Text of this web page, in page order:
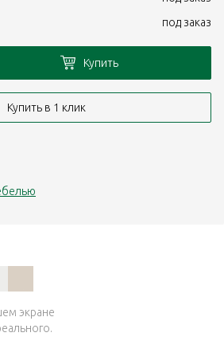
экране
под заказ
Купить
Купить в 1 клик